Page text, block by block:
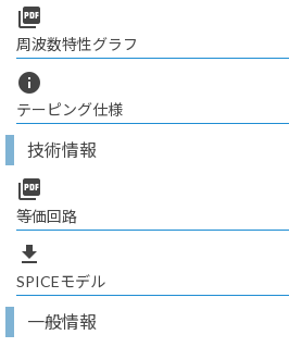
picture_as_pdf
周波数特性グラフ
info
テーピング仕様
技術情報
picture_as_pdf
等価回路
file_download
SPICEモデル
一般情報